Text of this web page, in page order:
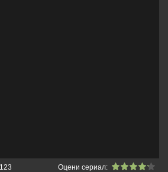
Оцени сериал:
123